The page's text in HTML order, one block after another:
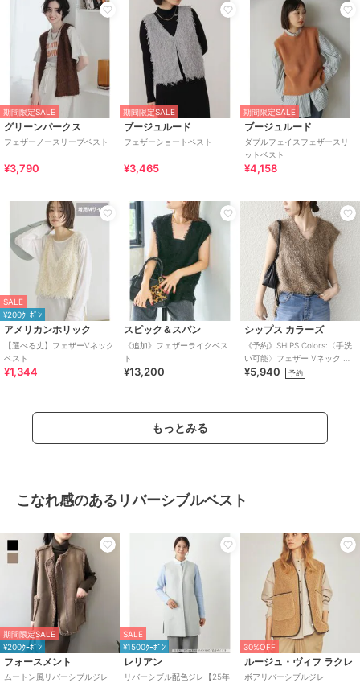
期間限定SALE
グリーンパークス
フェザーノースリーブベスト
¥3,790
期間限定SALE
ブージュルード
フェザーショートベスト
¥3,465
期間限定SALE
ブージュルード
ダブルフェイスフェザースリ
ットベスト
¥4,158
SALE
¥200ｸｰﾎﾟﾝ
アメリカンホリック
【選べる丈】フェザーVネック
ベスト
¥1,344
スピック＆スパン
《追加》フェザーライクベス
ト
¥13,200
シップス カラーズ
《予約》SHIPS Colors:〈手洗
い可能〉フェザー Vネック ベ
スト 2
¥5,940 予約
もっとみる
こなれ感のあるリバーシブルベスト
期間限定SALE
¥200ｸｰﾎﾟﾝ
フォースメント
ムートン風リバーシブルジレ
SALE
¥1500ｸｰﾎﾟﾝ
レリアン
リバーシブル配色ジレ【25年
30%OFF
ルージュ・ヴィフ ラクレ
ボアリバーシブルジレ